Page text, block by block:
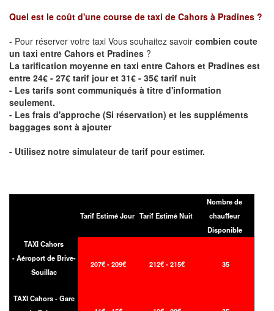
Quel est le coût d'une course de taxi de Cahors à Pradines ?
- Pour réserver votre taxi Vous souhaitez savoir combien coute
un taxi entre Cahors et Pradines ?
La tarification moyenne en taxi entre Cahors et Pradines est
entre 24€ - 27€ tarif jour et 31€ - 35€ tarif nuit
- Les tarifs sont communiqués à titre d'information
seulement.
- Les frais d'approche (Si réservation) et les suppléments
baggages sont à ajouter
- Utilisez notre simulateur de tarif pour estimer.
Tarif Estimé Jour Tarif Estimé Nuit
Nombre de
chauffeur
Disponible
TAXI Cahors
- Aéroport de Brive-
Souillac
207€ - 209€ 212€ - 215€ 35
TAXI Cahors - Gare